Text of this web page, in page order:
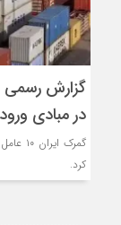
در مبادی
گمرک
کرد.